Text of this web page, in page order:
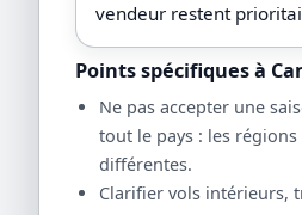
vendeur restent
Points spécifiques à
Ne pas accepter une
tout le pays : les
différentes.
Clarifier vols intérieurs,